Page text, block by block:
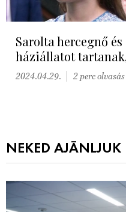
Sarolta hercegnő
háziállatot
2024.04.29. 2 perc olvasás
NEKED AJÁNLJUK